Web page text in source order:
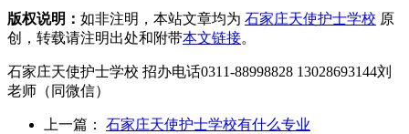
版权说明： 如非注明，本站文章均为 石家庄天使护士学校 原
创，转载请注明出处和附带本文链接。
石家庄天使护士学校 招办电话0311-88998828 13028693144刘
老师（同微信）
上一篇： 石家庄天使护士学校有什么专业